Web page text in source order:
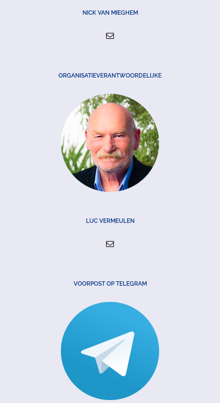
NICK VAN MIEGHEM
ORGANISATIEVERANTWOORDELIJKE
LUC VERMEULEN
VOORPOST OP TELEGRAM